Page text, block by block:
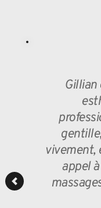
Gillian
vivement,
appel